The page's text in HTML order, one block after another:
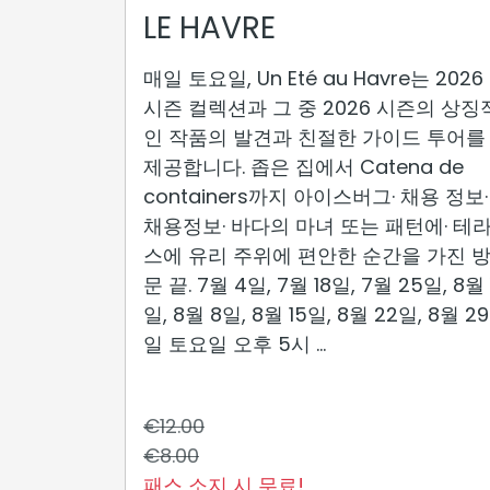
LE HAVRE
매일 토요일, Un Eté au Havre는 2026
시즌 컬렉션과 그 중 2026 시즌의 상징
인 작품의 발견과 친절한 가이드 투어를
제공합니다. 좁은 집에서 Catena de
containers까지 아이스버그· 채용 정보·
채용정보· 바다의 마녀 또는 패턴에· 테
스에 유리 주위에 편안한 순간을 가진 방
문 끝. 7월 4일, 7월 18일, 7월 25일, 8월
일, 8월 8일, 8월 15일, 8월 22일, 8월 29
일 토요일 오후 5시 ...
€12.00
€8.00